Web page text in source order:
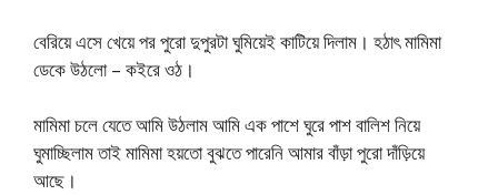
বেরিয়ে এসে খেয়ে পর পুরো দুপুরটা ঘুমিয়েই কাটিয়ে দিলাম। হঠাৎ মামিমা
ডেকে উঠলো – কইরে ওঠ।
মামিমা চলে যেতে আমি উঠলাম আমি এক পাশে ঘুরে পাশ বালিশ নিয়ে
ঘুমাচ্ছিলাম তাই মামিমা হয়তো বুঝতে পারেনি আমার বাঁড়া পুরো দাঁড়িয়ে
আছে।